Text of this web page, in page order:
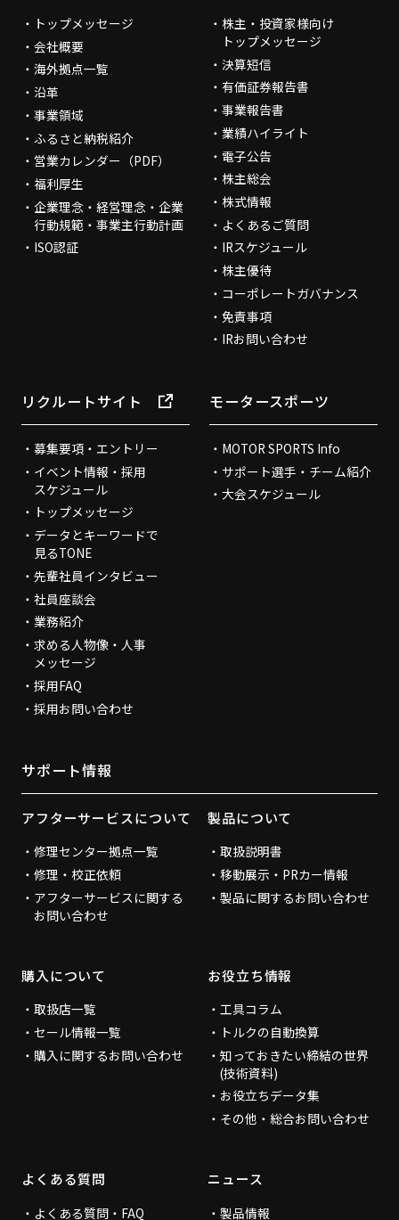
トップメッセージ
会社概要
海外拠点一覧
沿革
事業領域
ふるさと納税紹介
営業カレンダー（PDF）
福利厚生
企業理念・経営理念・企業
行動規範・事業主行動計画
ISO認証
株主・投資家様向け
トップメッセージ
決算短信
有価証券報告書
事業報告書
業績ハイライト
電子公告
株主総会
株式情報
よくあるご質問
IRスケジュール
株主優待
コーポレートガバナンス
免責事項
IRお問い合わせ
リクルートサイト
募集要項・エントリー
イベント情報・採用
スケジュール
トップメッセージ
データとキーワードで
見るTONE
先輩社員インタビュー
社員座談会
業務紹介
求める人物像・人事
メッセージ
採用FAQ
採用お問い合わせ
モータースポーツ
MOTOR SPORTS Info
サポート選手・チーム紹介
大会スケジュール
サポート情報
アフターサービスについて
修理センター拠点一覧
修理・校正依頼
アフターサービスに関する
お問い合わせ
製品について
取扱説明書
移動展示・PRカー情報
製品に関するお問い合わせ
購入について
取扱店一覧
セール情報一覧
購入に関するお問い合わせ
お役立ち情報
工具コラム
トルクの自動換算
知っておきたい締結の世界
(技術資料)
お役立ちデータ集
その他・総合お問い合わせ
よくある質問
よくある質問・FAQ
ニュース
製品情報